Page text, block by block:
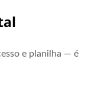
e planilha — é